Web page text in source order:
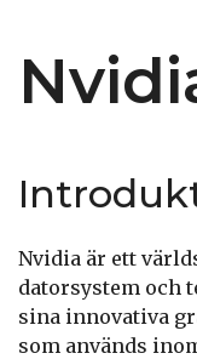
Nvidia är ett
datorsystem och
sina innovativa
som används